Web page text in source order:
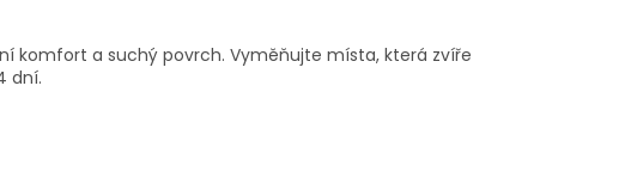
komfort a suchý povrch. Vyměňujte místa, která zvíře
dní.